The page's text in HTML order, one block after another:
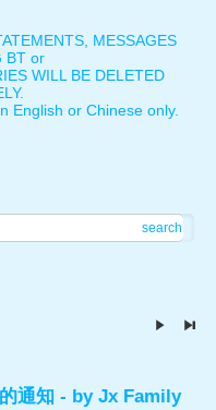
MESSAGES
BT or
WILL BE DELETED
English or Chinese only.
search
通知 - by Jx Family